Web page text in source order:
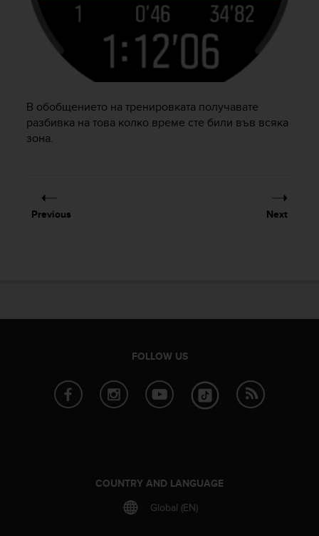
В обобщението на тренировката получавате
разбивка на това колко време сте били във всяка
зона.
Previous Next
FOLLOW US
COUNTRY AND LANGUAGE
Global (EN)